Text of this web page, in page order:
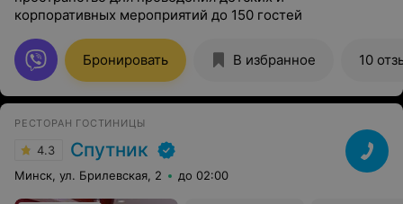
корпоративных мероприятий до 150 гостей
Бронировать В избранное 10
РЕСТОРАН ГОСТИНИЦЫ
4.3 Спутник
Минск, ул. Брилевская, 2 до 02:00